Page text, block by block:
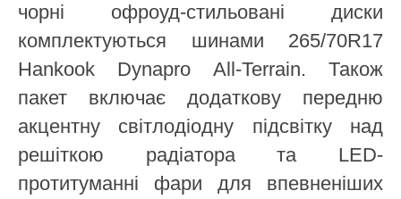
чорні офроуд-стильовані диски
комплектуються шинами 265/70R17
Hankook Dynapro All-Terrain. Також
пакет включає додаткову передню
акцентну світлодіодну підсвітку над
решіткою радіатора та LED-
протитуманні фари для впевненіших